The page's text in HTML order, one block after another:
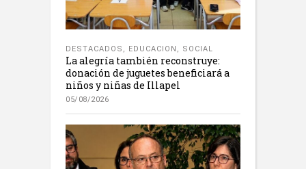
DESTACADOS , EDUCACION , SOCIAL
La alegría también reconstruye:
donación de juguetes beneficiará a
niños y niñas de Illapel
05/08/2026